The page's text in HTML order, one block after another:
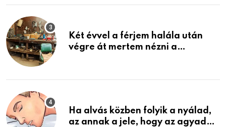
Két évvel a férjem halála után
végre át mertem nézni a
életemet
Ha alvás közben folyik a nyálad,
az annak a jele, hogy az agyad…